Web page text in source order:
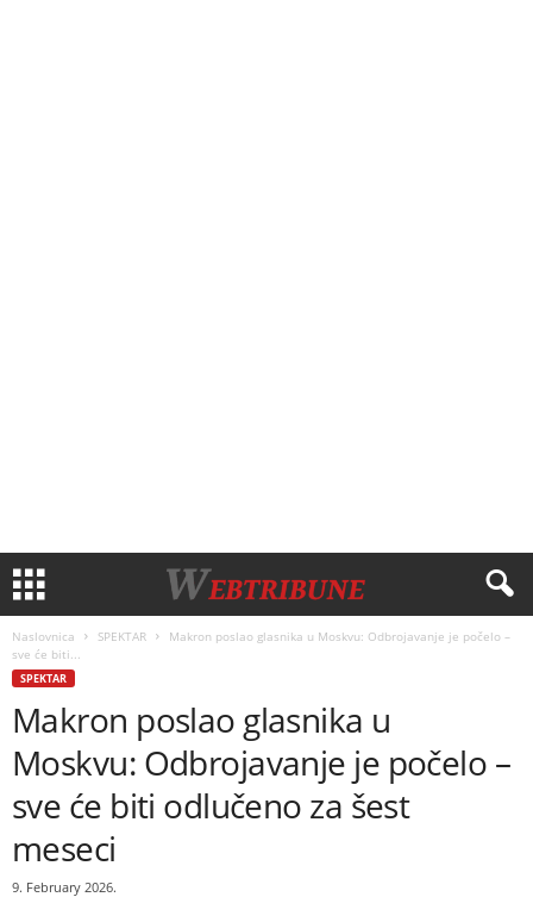
Naslovnica SPEKTAR
Makron poslao glasnika u Moskvu: Odbrojavanje je počelo –
sve će biti...
SPEKTAR
Makron poslao glasnika u
Moskvu: Odbrojavanje je počelo –
sve će biti odlučeno za šest
meseci
9. February 2026.